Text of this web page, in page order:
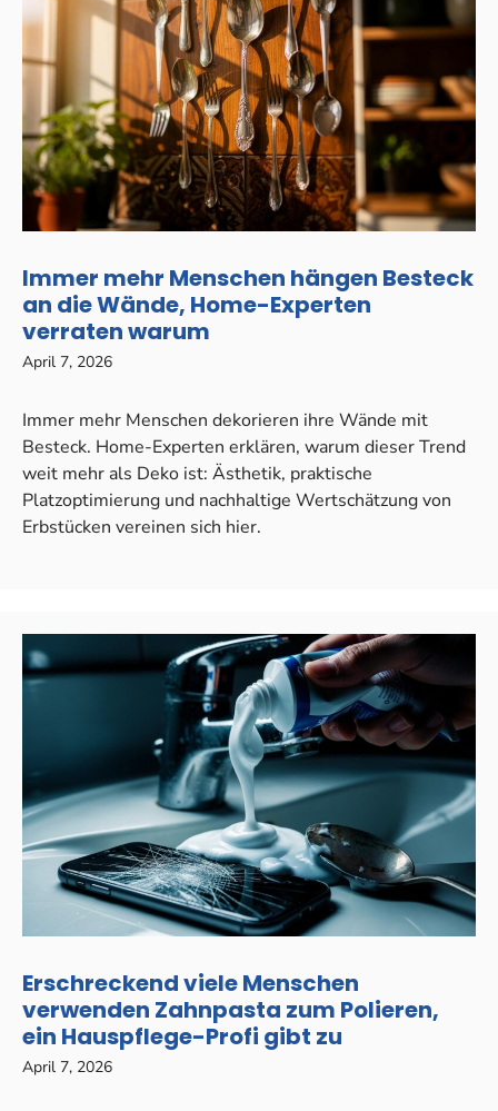
Immer mehr Menschen hängen Besteck
an die Wände, Home-Experten
verraten warum
April 7, 2026
Immer mehr Menschen dekorieren ihre Wände mit
Besteck. Home-Experten erklären, warum dieser Trend
weit mehr als Deko ist: Ästhetik, praktische
Platzoptimierung und nachhaltige Wertschätzung von
Erbstücken vereinen sich hier.
Erschreckend viele Menschen
verwenden Zahnpasta zum Polieren,
ein Hauspflege-Profi gibt zu
April 7, 2026